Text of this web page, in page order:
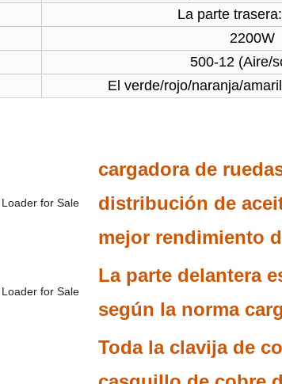
La parte
2200W
500-12 (Aire/
El verde/rojo/naranja/
cargadora de
distribución de
mejor rendimiento
La parte delantera
según la norma
Toda la clavija de